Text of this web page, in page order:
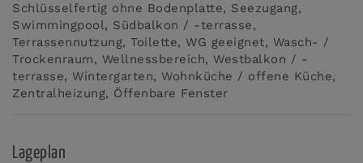
Schlüsselfertig ohne Bodenplatte
Seezugang
Swimmingpool
Südbalkon / -terrasse
Terrassennutzung Toilette WG geeignet
Wasch- /
Trockenraum
Wellnessbereich
Westbalkon / -
terrasse
Wintergarten
Wohnküche / offene Küche
Zentralheizung
Öffenbare Fenster
Lageplan